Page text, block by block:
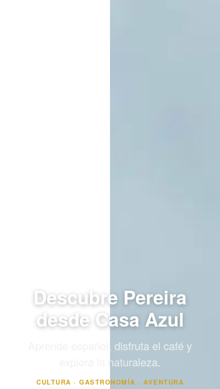
Descubre Pereira
desde Casa Azul
Aprende español, disfruta el café y
explora la naturaleza.
CULTURA · GASTRONOMÍA · AVENTURA